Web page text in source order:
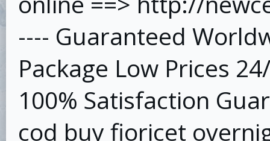
---- Guaranteed
Package Low Prices
100% Satisfaction
cod buy fioricet